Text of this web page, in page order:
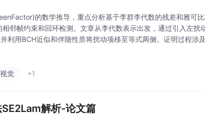
的数学推导，重点分析基于李群李代数的残差和雅可
邻帧约束和回环检测。文章从李代数表示出发，通过引入左扰
利用BCH近似和伴随性质将扰动项移至等式两侧。证明过程涉
觉 +1
解析-论文篇